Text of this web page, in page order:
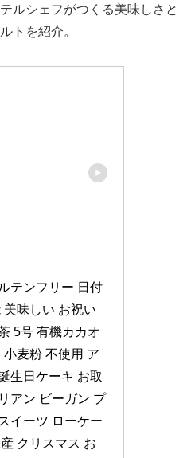
ルシェフがつくる美味しさと
トを紹介。
テンフリー 日付
味しい お祝い
5号 有機カカオ
麦粉 不使用 ア
生日ケーキ お取
アン ビーガン プ
イーツ ローケー
クリスマス お